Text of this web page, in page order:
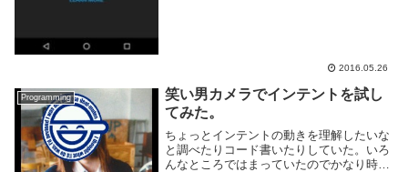
2016.05.26
Programming
笑い男カメラでインテントを試し
てみた。
ちょっとインテントの動きを理解したいな
と調べたりコード書いたりしていた。いろ
んなところではまっていたのでかなり時間